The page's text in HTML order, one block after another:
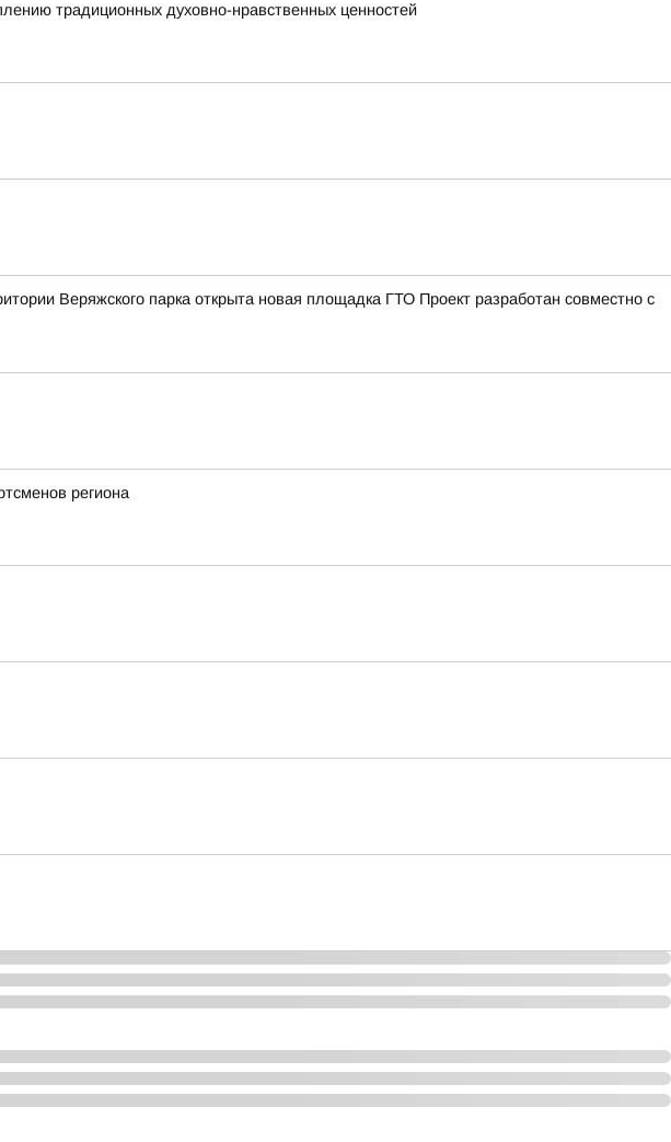
традиционных духовно-нравственных ценностей
Веряжского парка открыта новая площадка ГТО Проект разработан совместно с
региона